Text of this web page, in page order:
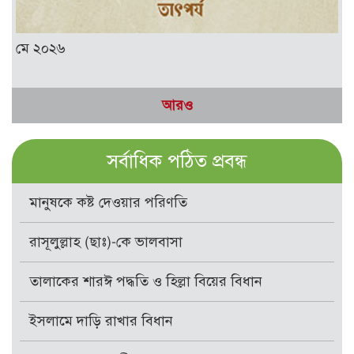
মে ২০২৬
আরও
সর্বাধিক পঠিত প্রবন্ধ
মানুষকে কষ্ট দেওয়ার পরিণতি
রাসূলুল্লাহ (ছাঃ)-কে ভালবাসা
তালাকের শারঈ পদ্ধতি ও হিল্লা বিয়ের বিধান
ইসলামে দাড়ি রাখার বিধান